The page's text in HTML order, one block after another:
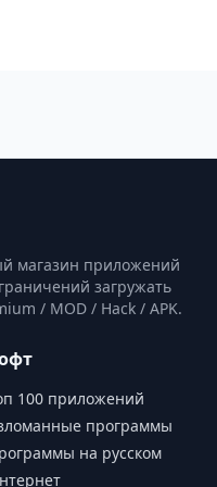
магазин приложений
загружать
/ MOD / Hack / APK.
100 приложений
программы
на русском